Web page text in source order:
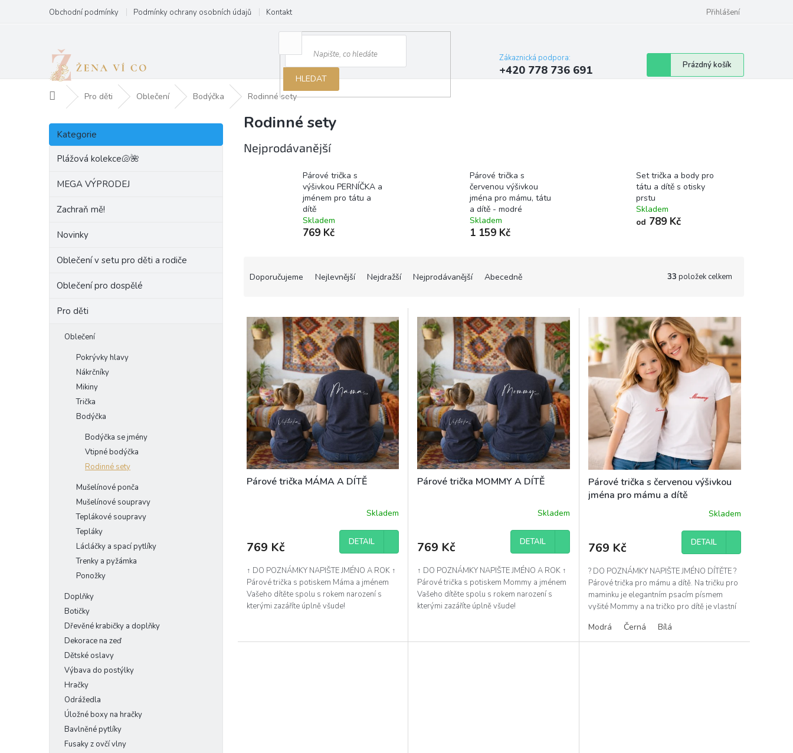
obsah
Obchodní podmínky Podmínky ochrany osobních údajů Kontakt Přihlášení
HLEDAT
Zákaznická podpora:
+420 778 736 691
Nákupní
košík
Prázdný košík
Domů Pro děti Oblečení Bodýčka Rodinné sety
P
s
Přeskočit
kategorie
Kategorie
Plážová kolekce🐚🌺
MEGA VÝPRODEJ
Zachraň mě!
Novinky
Oblečení v setu pro děti a rodiče
Oblečení pro dospělé
Pro děti
Oblečení
Pokrývky hlavy
Nákrčníky
Mikiny
Trička
Bodýčka
Bodýčka se jmény
Vtipné bodýčka
Rodinné sety
Mušelínové ponča
Mušelínové soupravy
Teplákové soupravy
Tepláky
Lácláčky a spací pytlíky
Trenky a pyžámka
Ponožky
Doplňky
Botičky
Dřevěné krabičky a doplňky
Dekorace na zeď
Dětské oslavy
Výbava do postýlky
Hračky
Odrážedla
Úložné boxy na hračky
Bavlněné pytlíky
Fusaky z ovčí vlny
Rodinné sety
Nejprodávanější
Párové trička s
výšivkou PERNÍČKA a
jménem pro tátu a
dítě
Skladem
769 Kč
Párové trička s
červenou výšivkou
jména pro mámu, tátu
a dítě - modré
Skladem
1 159 Kč
Set trička a body pro
tátu a dítě s otisky
prstu
Skladem
od 789 Kč
n
o
d
u
k
t
ů
Doporučujeme Nejlevnější Nejdražší Nejprodávanější Abecedně 33 položek celkem
V
s
p
r
o
d
u
k
t
ů
Párové trička MÁMA A DÍTĚ
Skladem
769 Kč DETAIL
↑ DO POZNÁMKY NAPIŠTE JMÉNO A ROK ↑
Párové trička s potiskem Máma a jménem
Vašeho dítěte spolu s rokem narození s
kterými zazáříte úplně všude!
Párové trička MOMMY A DÍTĚ
Skladem
769 Kč DETAIL
↑ DO POZNÁMKY NAPIŠTE JMÉNO A ROK ↑
Párové trička s potiskem Mommy a jménem
Vašeho dítěte spolu s rokem narození s
kterými zazáříte úplně všude!
Párové trička s červenou výšivkou
jména pro mámu a dítě
Skladem
769 Kč DETAIL
? DO POZNÁMKY NAPIŠTE JMÉNO DÍTĚTE ?
Párové trička pro mámu a dítě. Na tričku pro
maminku je elegantním psacím písmem
vyšité Mommy a na tričko pro dítě je vlastní
Modrá Černá Bílá